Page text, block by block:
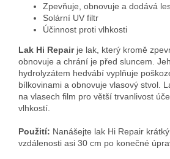
Zpevňuje, obnovuje a dodává
Solární UV filtr
Účinnost proti vlhkosti
Lak Hi Repair je lak, který kromě
obnovuje a chrání je před sluncem.
hydrolyzátem hedvábí vyplňuje
bílkovinami a obnovuje vlasový stvol.
na vlasech film pro větší trvanlivost
vlhkostí.
Použití: Nanášejte lak Hi Repair
vzdálenosti asi 30 cm po konečné